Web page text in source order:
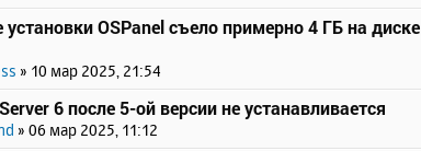
установки OSPanel съело примерно 4 ГБ на диске
» 10 мар 2025, 21:54
6 после 5-ой версии не устанавливается
» 06 мар 2025, 11:12